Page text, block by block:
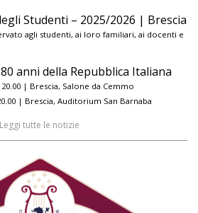
Studenti – 2025/2026 | Brescia
agli studenti, ai loro familiari, ai docenti e
anni della Repubblica Italiana
| Brescia, Salone da Cemmo
| Brescia, Auditorium San Barnaba
Leggi tutte le notizie